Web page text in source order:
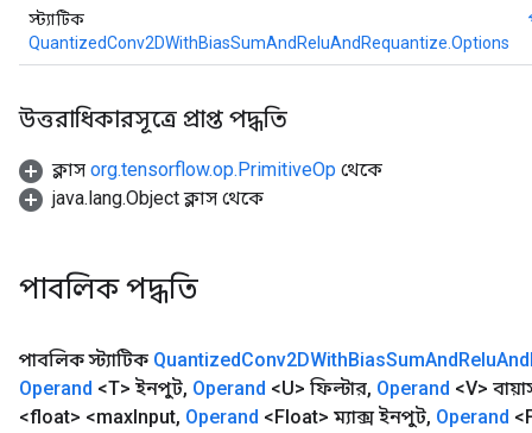
স্ট্যাটিক
QuantizedConv2DWithBiasSumAndReluAndRequantize.Options
উত্তরাধিকারসূত্রে প্রাপ্ত পদ্ধতি
ক্লাস org.tensorflow.op.PrimitiveOp থেকে
java.lang.Object ক্লাস থেকে
পাবলিক পদ্ধতি
পাবলিক স্ট্যাটিক QuantizedConv2DWithBiasSumAndReluAnd
Operand <T> ইনপুট, Operand <U> ফিল্টার, Operand <V>
<float> <maxInput, Operand <Float> ম্যাক্স ইনপুট, Operand